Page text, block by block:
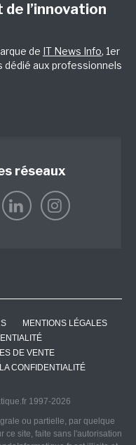
l’innovation
de IT News Info, 1er
aux professionnels
réseaux
MENTIONS LÉGALES
DE VENTE
CONFIDENTIALITÉ
1997-2026
ou partielle, par quelque
ce site, faite sans l'autorisation